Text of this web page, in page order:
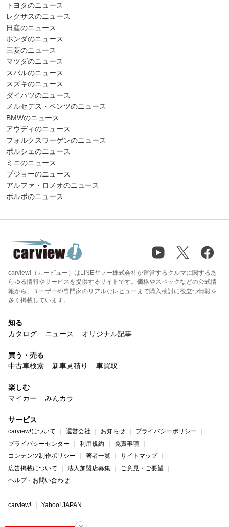
トヨタのニュース
レクサスのニュース
日産のニュース
ホンダのニュース
三菱のニュース
マツダのニュース
スバルのニュース
スズキのニュース
ダイハツのニュース
メルセデス・ベンツのニュース
BMWのニュース
アウディのニュース
フォルクスワーゲンのニュース
ポルシェのニュース
ミニのニュース
プジョーのニュース
アルファ・ロメオのニュース
ボルボのニュース
carview!（カービュー）はLINEヤフー株式会社が運営するクルマに関するあ
らゆる情報やサービスを提供するサイトです。価格やスペックなどの公式情
報から、ユーザーや専門家のリアルなレビューまで購入検討に役立つ情報を
多く掲載しています。
知る
カタログ
ニュース オリジナル記事
買う・売る
中古車検索
新車見積り 車買取
楽しむ
マイカー
みんカラ
サービス
carview!について 運営会社 お知らせ
プライバシーポリシー
プライバシーセンター
利用規約
免責事項
コンテンツ制作ポリシー
著者一覧
サイトマップ
広告掲載について
法人加盟店募集
ご意見・ご要望
ヘルプ・お問い合わせ
carview! Yahoo! JAPAN